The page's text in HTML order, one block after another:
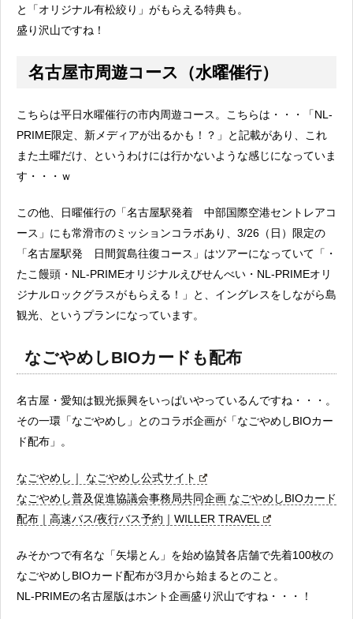
と「オリジナル有松絞り」がもらえる特典も。
盛り沢山ですね！
名古屋市周遊コース（水曜催行）
こちらは平日水曜催行の市内周遊コース。こちらは・・・「NL-
PRIME限定、新メディアが出るかも！？」と記載があり、これ
また土曜だけ、というわけには行かないような感じになっていま
す・・・ｗ
この他、日曜催行の「名古屋駅発着 中部国際空港セントレアコ
ース」にも常滑市のミッションコラボあり、3/26（日）限定の
「名古屋駅発 日間賀島往復コース」はツアーになっていて「・
たこ饅頭・NL-PRIMEオリジナルえびせんべい・NL-PRIMEオリ
ジナルロックグラスがもらえる！」と、イングレスをしながら島
観光、というプランになっています。
なごやめしBIOカードも配布
名古屋・愛知は観光振興をいっぱいやっているんですね・・・。
その一環「なごやめし」とのコラボ企画が「なごやめしBIOカー
ド配布」。
なごやめし｜ なごやめし公式サイト
なごやめし普及促進協議会事務局共同企画 なごやめしBIOカード
配布｜高速バス/夜行バス予約｜WILLER TRAVEL
みそかつで有名な「矢場とん」を始め協賛各店舗で先着100枚の
なごやめしBIOカード配布が3月から始まるとのこと。
NL-PRIMEの名古屋版はホント企画盛り沢山ですね・・・！